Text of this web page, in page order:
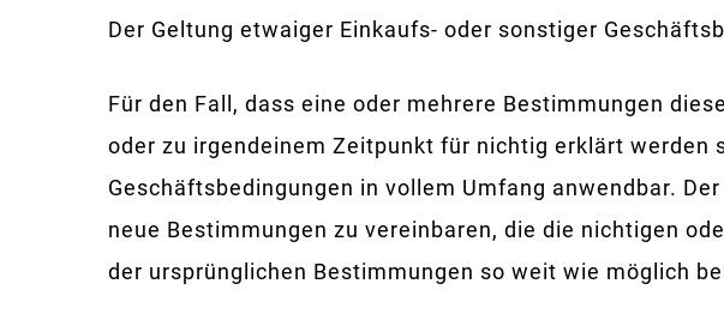
Der Geltung etwaiger Einkaufs- oder sonstiger
Für den Fall, dass eine oder mehrere Bestimmungen
oder zu irgendeinem Zeitpunkt für nichtig erklärt werden
Geschäftsbedingungen in vollem Umfang anwendbar.
neue Bestimmungen zu vereinbaren, die die nichtigen
der ursprünglichen Bestimmungen so weit wie möglich